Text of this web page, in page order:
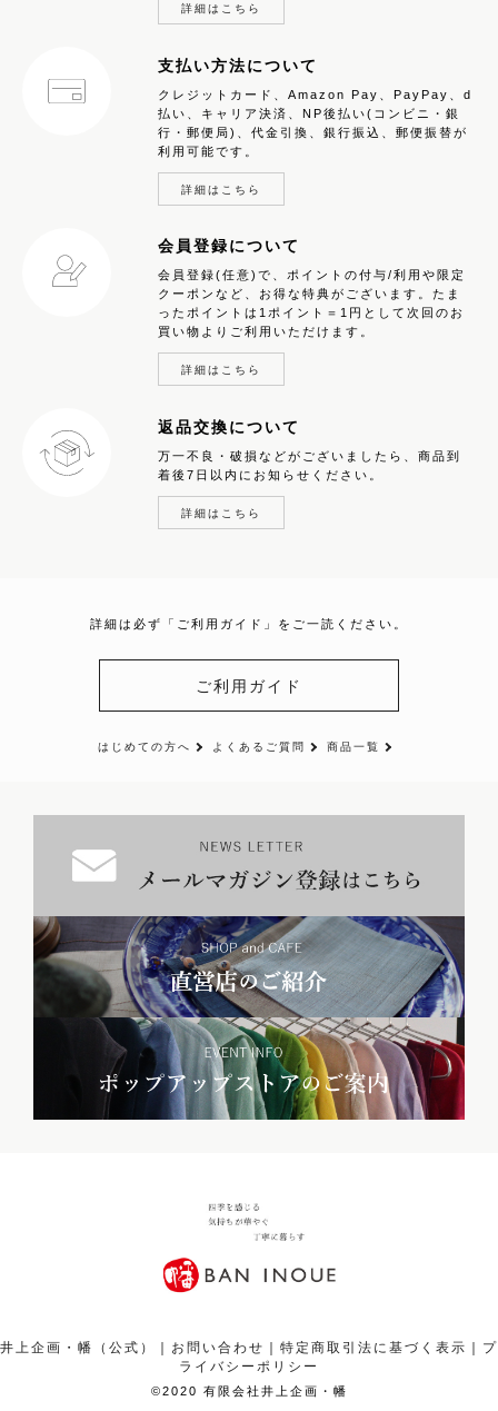
詳細はこちら
支払い方法について
クレジットカード、Amazon Pay、PayPay、d
払い、キャリア決済、NP後払い(コンビニ・銀
行・郵便局)、代金引換、銀行振込、郵便振替が
利用可能です。
詳細はこちら
会員登録について
会員登録(任意)で、ポイントの付与/利用や限定
クーポンなど、お得な特典がございます。たま
ったポイントは1ポイント＝1円として次回のお
買い物よりご利用いただけます。
詳細はこちら
返品交換について
万一不良・破損などがございましたら、商品到
着後7日以内にお知らせください。
詳細はこちら
詳細は必ず「ご利用ガイド」をご一読ください。
ご利用ガイド
はじめての方へ よくあるご質問 商品一覧
井上企画・幡（公式） お問い合わせ 特定商取引法に基づく表示
プ
ライバシーポリシー
©2020 有限会社井上企画・幡